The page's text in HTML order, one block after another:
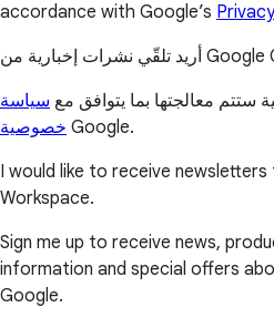
accordance with Google’s
ستتم معالجتها بما يتوافق مع سياسة
خصوصية Google.
I would like to receive
Workspace.
Sign me up to receive news,
information and special offers
Google.